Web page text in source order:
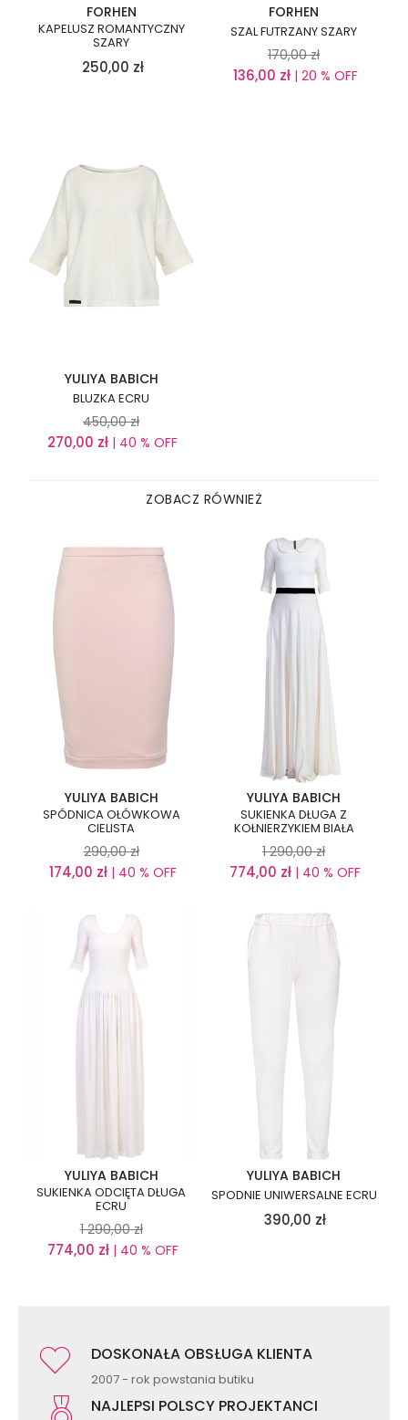
FORHEN
KAPELUSZ ROMANTYCZNY
SZARY
250,00 zł
FORHEN
SZAL FUTRZANY SZARY
170,00 zł
136,00 zł| 20 % OFF
YULIYA BABICH
BLUZKA ECRU
450,00 zł
270,00 zł | 40 % OFF
ZOBACZ RÓWNIEŻ
YULIYA BABICH
SPÓDNICA OŁÓWKOWA
CIELISTA
290,00 zł
174,00 zł| 40 % OFF
YULIYA BABICH
SUKIENKA DŁUGA Z
KOŁNIERZYKIEM BIAŁA
1 290,00 zł
774,00 zł | 40 % OFF
YULIYA BABICH
SUKIENKA ODCIĘTA DŁUGA
ECRU
1 290,00 zł
774,00 zł| 40 % OFF
YULIYA BABICH
SPODNIE UNIWERSALNE ECRU
390,00 zł
DOSKONAŁA OBSŁUGA KLIENTA
2007 - rok powstania butiku
NAJLEPSI POLSCY PROJEKTANCI